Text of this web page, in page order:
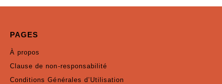
PAGES
À propos
Clause de non-responsabilité
Conditions Générales d’Utilisation